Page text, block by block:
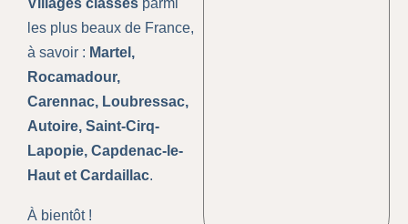
Villages classés parmi
les plus beaux de France,
à savoir : Martel,
Rocamadour,
Carennac, Loubressac,
Autoire, Saint-Cirq-
Lapopie, Capdenac-le-
Haut et Cardaillac.
À bientôt !